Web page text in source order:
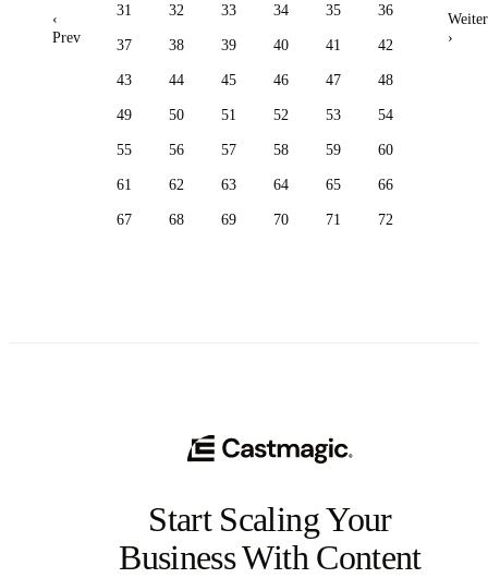
‹
Prev
31 32 33 34 35 36
37 38 39 40 41 42
43 44 45 46 47 48
49 50 51 52 53 54
55 56 57 58 59 60
61 62 63 64 65 66
67 68 69 70 71 72
Weiter
›
Start Scaling Your
Business With Content